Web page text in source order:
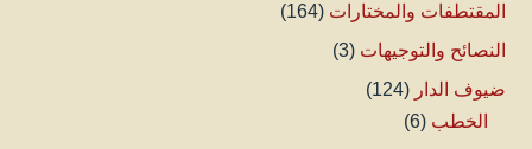
المقتطفات والمختارات (164)
النصائح والتوجيهات (3)
ضيوف الدار (124)
الخطب (6)